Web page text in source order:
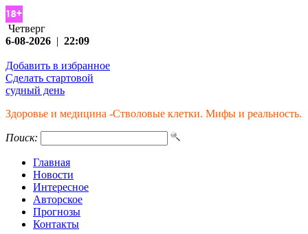
Четверг
6-08-2026 | 22:09
Добавить в избранное
Сделать стартовой
судный день
Здоровье и медицина -Стволовые клетки. Мифы и реальность.
Поиск:
Главная
Новости
Интересное
Авторское
Прогнозы
Контакты